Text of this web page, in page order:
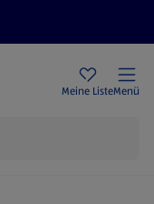
Meine ListeMenü